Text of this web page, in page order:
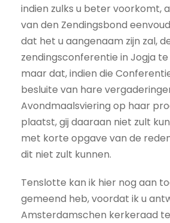
indien zulks u beter voorkomt,
van den Zendingsbond
dat het u aangenaam zijn zal,
zendingsconferentie in Jogja
maar dat, indien die
besluite van hare
Avondmaalsviering op haar
plaatst, gij daaraan niet zult
met korte opgave van de
dit niet zult kunnen.
Tenslotte kan ik hier nog aan
gemeend heb, voordat ik u
Amsterdamschen kerkeraad